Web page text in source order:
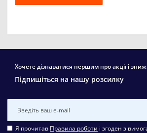
Хочете дізнаватися першим про акції і
Підпишіться на нашу розсилку
Я прочитав Правила роботи і згоден з